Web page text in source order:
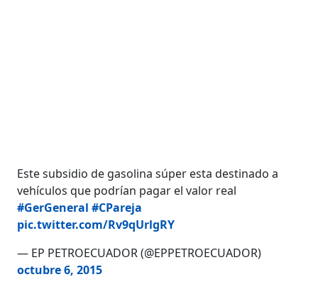
Este subsidio de gasolina súper esta destinado a
vehículos que podrían pagar el valor real
#GerGeneral #CPareja
pic.twitter.com/Rv9qUrlgRY
— EP PETROECUADOR (@EPPETROECUADOR)
octubre 6, 2015